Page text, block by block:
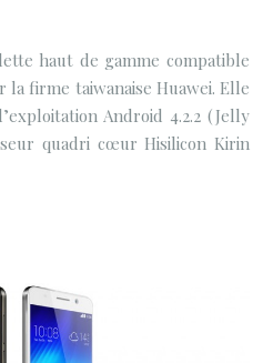
haut de gamme compatible
la firme taiwanaise Huawei. Elle
Android 4.2.2 (Jelly
quadri cœur Hisilicon Kirin